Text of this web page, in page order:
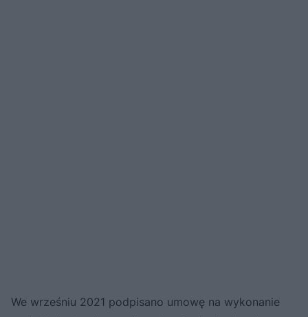
We wrześniu 2021 podpisano umowę na wykonanie